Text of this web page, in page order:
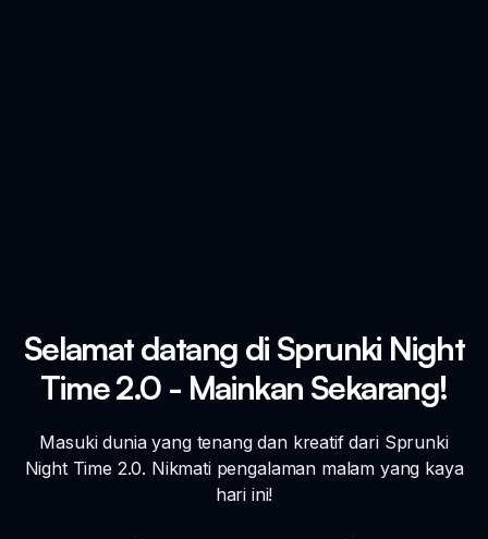
Selamat datang di Sprunki Night
Time 2.0 - Mainkan Sekarang!
Masuki dunia yang tenang dan kreatif dari Sprunki
Night Time 2.0. Nikmati pengalaman malam yang kaya
hari ini!